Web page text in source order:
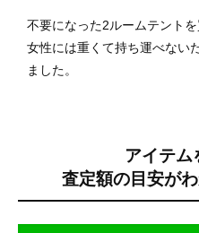
不要になった2ルームテント
女性には重くて持ち運べない
ました。
アイテム
査定額の目安が